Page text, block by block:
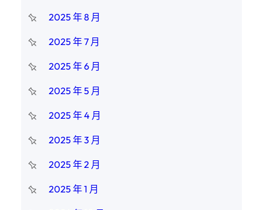
2025 年 8 月
2025 年 7 月
2025 年 6 月
2025 年 5 月
2025 年 4 月
2025 年 3 月
2025 年 2 月
2025 年 1 月